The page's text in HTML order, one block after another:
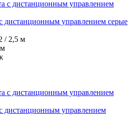
дистанционным управлением серые
/ 2,5 м
дистанционным управлением